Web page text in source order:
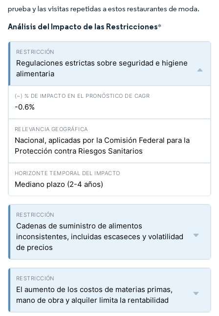
prueba y las visitas repetidas a estos restaurantes de moda.
Análisis del Impacto de las Restricciones*
Regulaciones estrictas sobre seguridad e higiene
alimentaria
-0.6%
Nacional, aplicadas por la Comisión Federal para la
Protección contra Riesgos Sanitarios
Mediano plazo (2-4 años)
Cadenas de suministro de alimentos
inconsistentes, incluidas escaseces y volatilidad
de precios
El aumento de los costos de materias primas,
mano de obra y alquiler limita la rentabilidad